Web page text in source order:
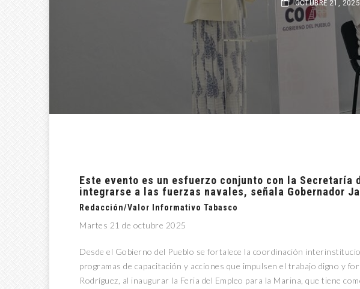
Este evento es un esfuerzo conjunto con la Secretaría
integrarse a las fuerzas navales, señala Gobernador
Redacción/Valor Informativo Tabasco
Martes 21 de octubre 2025
Desde el Gobierno del Pueblo se fortalece la coordinación
programas de capacitación y acciones que impulsen el trabajo digno y
Rodríguez, al inaugurar la Feria del Empleo para la Marina, que tiene